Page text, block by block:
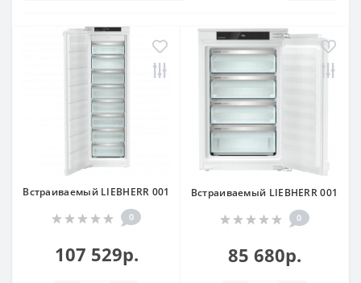
Встраиваемый LIEBHERR 001
0
107 529р.
Встраиваемый LIEBHERR 001
0
85 680р.